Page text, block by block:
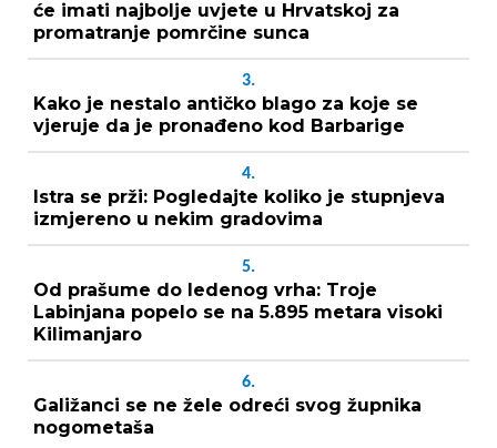
će imati najbolje uvjete u Hrvatskoj za
promatranje pomrčine sunca
3.
Kako je nestalo antičko blago za koje se
vjeruje da je pronađeno kod Barbarige
4.
Istra se prži: Pogledajte koliko je stupnjeva
izmjereno u nekim gradovima
5.
Od prašume do ledenog vrha: Troje
Labinjana popelo se na 5.895 metara visoki
Kilimanjaro
6.
Galižanci se ne žele odreći svog župnika
nogometaša